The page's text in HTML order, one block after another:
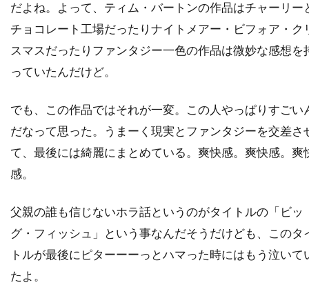
デイヴィッド・O・サックス
デイヴィッド・S・ウォード
デイヴィッド・T・フレンドリー
デイヴィッド・グリブル
デイヴィッド・ハッセルホフ
デイヴィッド・ホバーマン
デイヴィッド・マメット
デイヴィッド・レイ
デイヴ・グルーシン
デクスター・ゴードン
だよね。よって、ティム・バートンの作品はチャーリー
チョコレート工場だったりナイトメアー・ビフォア・ク
スマスだったりファンタジー一色の作品は微妙な感想を
っていたんだけど。
でも、この作品ではそれが一変。この人やっぱりすごい
だなって思った。うまーく現実とファンタジーを交差さ
て、最後には綺麗にまとめている。爽快感。爽快感。爽
感。
父親の誰も信じないホラ話というのがタイトルの「ビッ
グ・フィッシュ」という事なんだそうだけども、このタ
トルが最後にピターーーっとハマった時にはもう泣いて
たよ。